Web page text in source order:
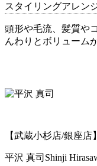
スタイリングアレン
頭形や毛流、髪質や
んわりとボリューム
【武蔵小杉店/銀座
平沢 真司 Shinji